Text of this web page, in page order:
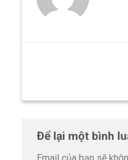
Để lại một bình